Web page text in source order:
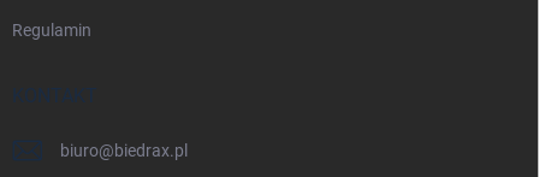
Regulamin
KONTAKT
biuro@biedrax.pl